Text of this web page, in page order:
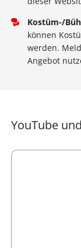
Kostüm-/
können
werden.
Angebot
YouTube